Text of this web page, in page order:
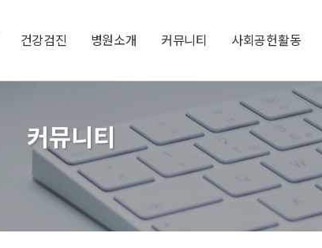
건강검진 병원소개 커뮤니티 사회공헌활동
커뮤니티